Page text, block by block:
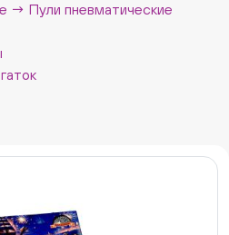
→ Пули пневматические